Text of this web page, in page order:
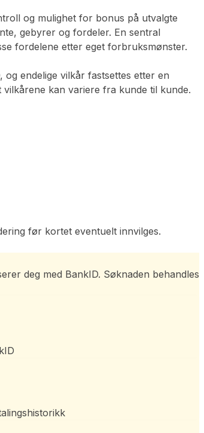
og mulighet for bonus på utvalgte
gebyrer og fordeler. En sentral
fordelene etter eget forbruksmønster.
endelige vilkår fastsettes etter en
kan variere fra kunde til kunde.
før kortet eventuelt innvilges.
deg med BankID. Søknaden behandles